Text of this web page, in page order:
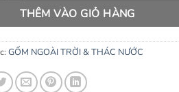
THÊM VÀO GIỎ HÀNG
GỐM NGOÀI TRỜI & THÁC NƯỚC